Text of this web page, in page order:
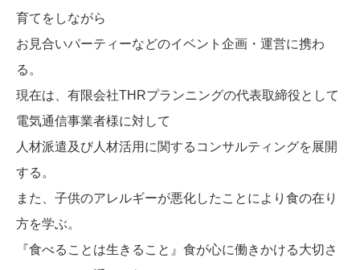
育てをしながら
お見合いパーティーなどのイベント企画・運営に携わ
る。
現在は、有限会社THRプランニングの代表取締役として
電気通信事業者様に対して
人材派遣及び人材活用に関するコンサルティングを展開
する。
また、子供のアレルギーが悪化したことにより食の在り
方を学ぶ。
『食べることは生きること』食が心に働きかける大切さ